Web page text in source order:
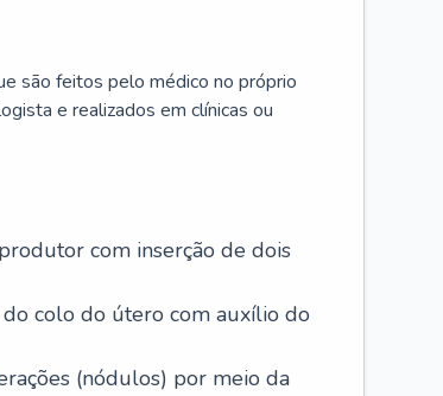
são feitos pelo médico no próprio
e realizados em clínicas ou
com inserção de dois
do colo do útero com auxílio do
(nódulos) por meio da